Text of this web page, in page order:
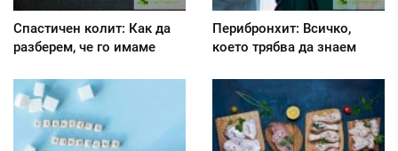
Спастичен колит: Как да
разберем, че го имаме
Перибронхит: Всичко,
което трябва да знаем